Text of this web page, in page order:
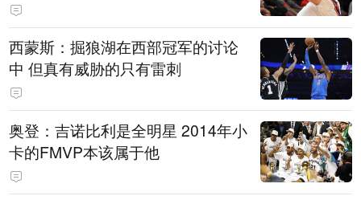
西蒙斯：掘狼湖在西部冠军的讨论
中 但真有威胁的只有雷刺
奥登：吉诺比利是全明星 2014年小
卡的FMVP本该属于他